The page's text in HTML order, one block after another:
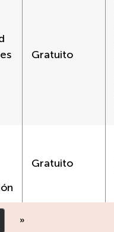
Gratuito
Gratuito